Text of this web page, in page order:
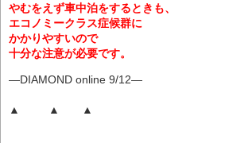
やむをえず車中泊をするときも、
エコノミークラス症候群に
かかりやすいので
十分な注意が必要です。
―DIAMOND online 9/12―
▲ ▲ ▲